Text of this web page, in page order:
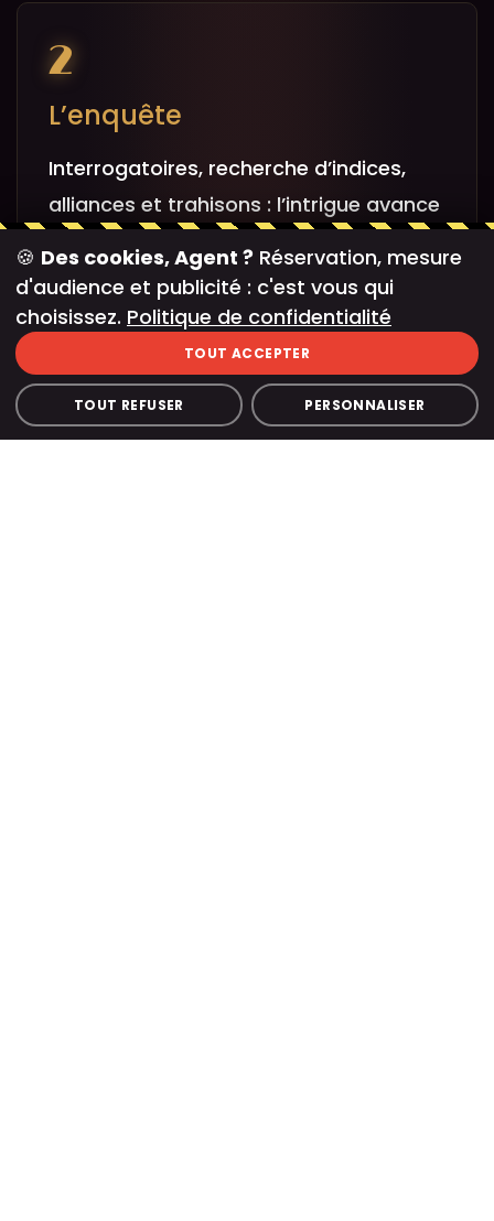
2
L’enquête
Interrogatoires, recherche d’indices,
alliances et trahisons : l’intrigue avance
3
Votre sélection
Speakeasy - Murder Party
15 joueurs
1 équipe
15 ADULTES
Retour Confirmer
🍪 Des cookies, Agent ? Réservation, mesure
d'audience et publicité : c'est vous qui
choisissez. Politique de confidentialité
TOUT REFUSER PERSONNALISER
TOUT ACCEPTER